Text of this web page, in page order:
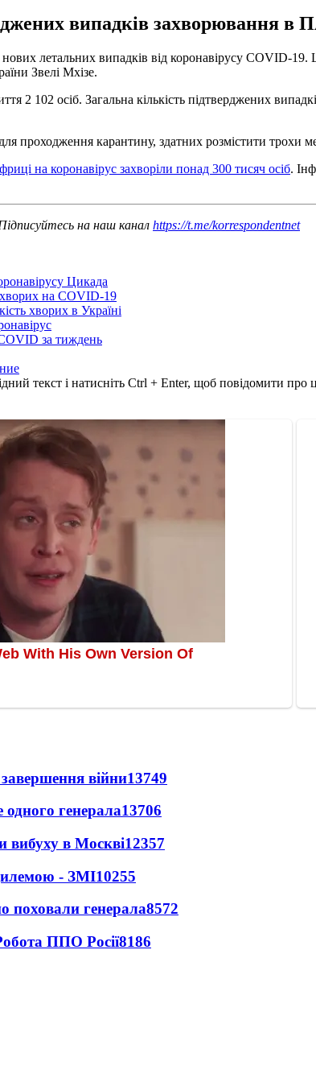
випадків захворювання
летальних випадків від коронавірусу COVID-
Звелі Мхізе.
2 102 осіб. Загальна кількість підтверджених
проходження карантину, здатних розмістити трохи
на коронавірус захворіли понад 300 тисяч осіб.
на наш канал https://t.me/korrespondentnet
Цикада
хворих на COVID-19
хворих в Україні
COVID за тиждень
текст і натисніть Ctrl + Enter, щоб повідомити про
війни13749
генерала13706
вибуху в Москві12357
- ЗМІ10255
поховали генерала8572
ППО Росії8186